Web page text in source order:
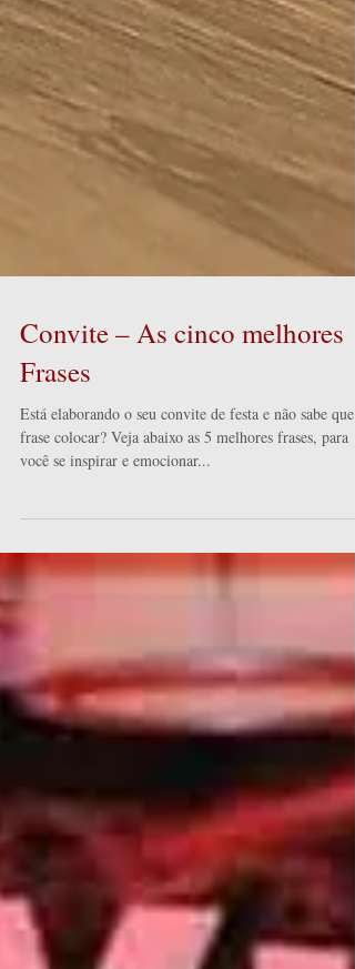
Convite – As cinco melhores
Frases
Está elaborando o seu convite de festa e não sabe que
você se inspirar e emocionar...